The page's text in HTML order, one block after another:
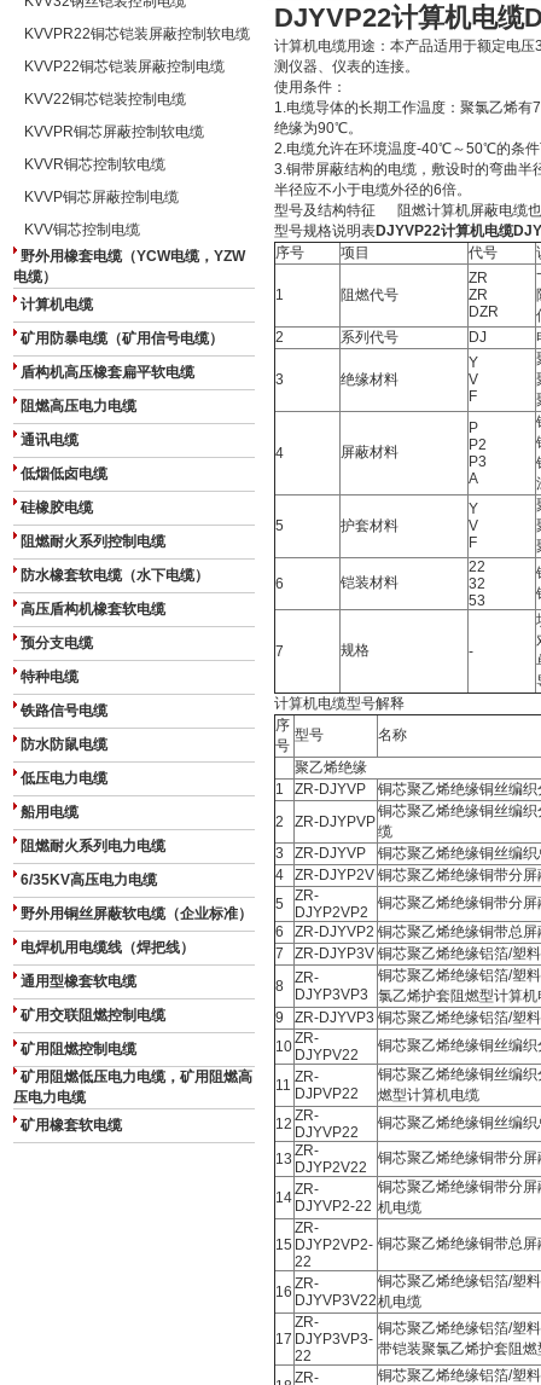
KVVPR22铜芯铠装屏蔽控制软电缆
KVVP22铜芯铠装屏蔽控制电缆
KVV22铜芯铠装控制电缆
KVVPR铜芯屏蔽控制软电缆
KVVR铜芯控制软电缆
KVVP铜芯屏蔽控制电缆
KVV铜芯控制电缆
野外用橡套电缆（YCW电缆，YZW
电缆）
计算机电缆
矿用防暴电缆（矿用信号电缆）
盾构机高压橡套扁平软电缆
阻燃高压电力电缆
通讯电缆
低烟低卤电缆
硅橡胶电缆
阻燃耐火系列控制电缆
防水橡套软电缆（水下电缆）
高压盾构机橡套软电缆
预分支电缆
特种电缆
铁路信号电缆
防水防鼠电缆
低压电力电缆
船用电缆
阻燃耐火系列电力电缆
6/35KV高压电力电缆
野外用铜丝屏蔽软电缆（企业标准）
电焊机用电缆线（焊把线）
通用型橡套软电缆
矿用交联阻燃控制电缆
矿用阻燃控制电缆
矿用阻燃低压电力电缆，矿用阻燃高
压电力电缆
矿用橡套软电缆
DJYVP22计算机电缆
计算机电缆用途：本产品适用于额定电
测仪器、仪表的连接。
使用条件：
1.电缆导体的长期工作温度：聚氯乙烯
绝缘为90℃。
2.电缆允许在环境温度-40℃～50℃的条
3.铜带屏蔽结构的电缆，敷设时的弯曲
半径应不小于电缆外径的6倍。
型号及结构特征 阻燃计算机屏蔽电缆
型号规格说明表DJYVP22计算机电缆
序号
项目 代号
1 阻燃代号
ZR
ZR
DZR
2
系列代号 DJ
3 绝缘材料
Y
V
F
4 屏蔽材料
P
P2
P3
A
5 护套材料
Y
V
F
6 铠装材料
22
32
53
7 规格 -
计算机电缆型号解释
序
号
型号
名称
聚乙烯绝缘
1
ZR-DJYVP
铜芯聚乙烯绝缘铜丝编
2
ZR-DJYPVP
铜芯聚乙烯绝缘铜丝编
缆
3
ZR-DJYVP
铜芯聚乙烯绝缘铜丝编
4
ZR-DJYP2V 铜芯聚乙烯绝缘铜带分
5
ZR-
DJYP2VP2
铜芯聚乙烯绝缘铜带分
6
ZR-DJYVP2 铜芯聚乙烯绝缘铜带总
7
ZR-DJYP3V 铜芯聚乙烯绝缘铝箔/塑
8
ZR-
DJYP3VP3
铜芯聚乙烯绝缘铝箔/塑
氯乙烯护套阻燃型计算
9
ZR-DJYVP3 铜芯聚乙烯绝缘铝箔/塑
10ZR-
DJYPV22
铜芯聚乙烯绝缘铜丝编
11 ZR-
DJPVP22
铜芯聚乙烯绝缘铜丝编
燃型计算机电缆
12 ZR-
DJYVP22
铜芯聚乙烯绝缘铜丝编
13 ZR-
DJYP2V22
铜芯聚乙烯绝缘铜带分
14ZR-
DJYVP2-22
铜芯聚乙烯绝缘铜带分
机电缆
15
ZR-
DJYP2VP2-
22
铜芯聚乙烯绝缘铜带总
16 ZR-
DJYVP3V22
铜芯聚乙烯绝缘铝箔/塑
机电缆
17
ZR-
DJYP3VP3-
22
铜芯聚乙烯绝缘铝箔/塑
带铠装聚氯乙烯护套阻
ZR-
铜芯聚乙烯绝缘铝箔/塑